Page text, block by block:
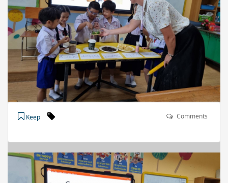
Keep Comments